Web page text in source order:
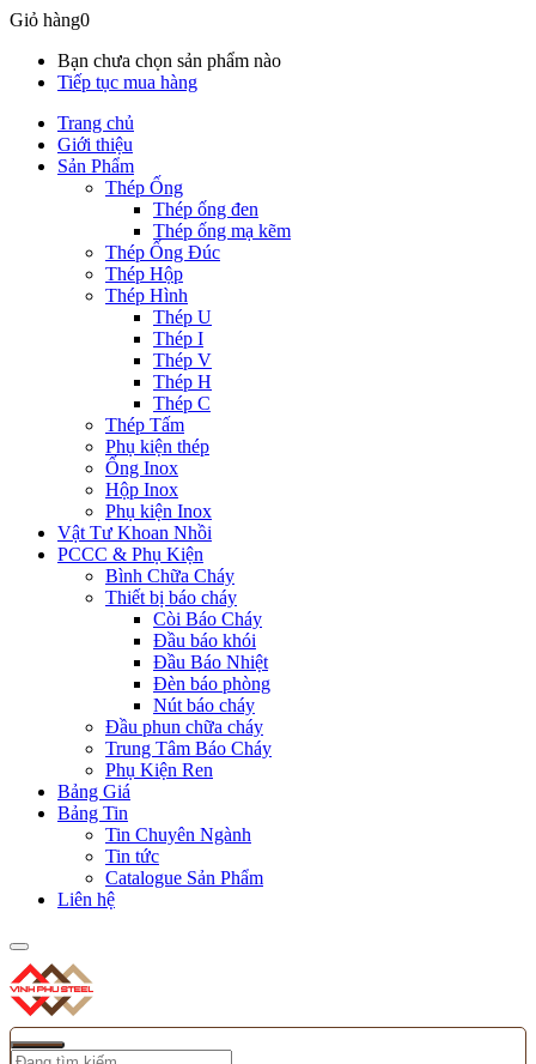
Giỏ hàng0
Bạn chưa chọn sản phẩm nào
Tiếp tục mua hàng
Trang chủ
Giới thiệu
Sản Phẩm
Thép Ống
Thép ống đen
Thép ống mạ kẽm
Thép Ống Đúc
Thép Hộp
Thép Hình
Thép U
Thép I
Thép V
Thép H
Thép C
Thép Tấm
Phụ kiện thép
Ống Inox
Hộp Inox
Phụ kiện Inox
Vật Tư Khoan Nhồi
PCCC & Phụ Kiện
Bình Chữa Cháy
Thiết bị báo cháy
Còi Báo Cháy
Đầu báo khói
Đầu Báo Nhiệt
Đèn báo phòng
Nút báo cháy
Đầu phun chữa cháy
Trung Tâm Báo Cháy
Phụ Kiện Ren
Bảng Giá
Bảng Tin
Tin Chuyên Ngành
Tin tức
Catalogue Sản Phẩm
Liên hệ